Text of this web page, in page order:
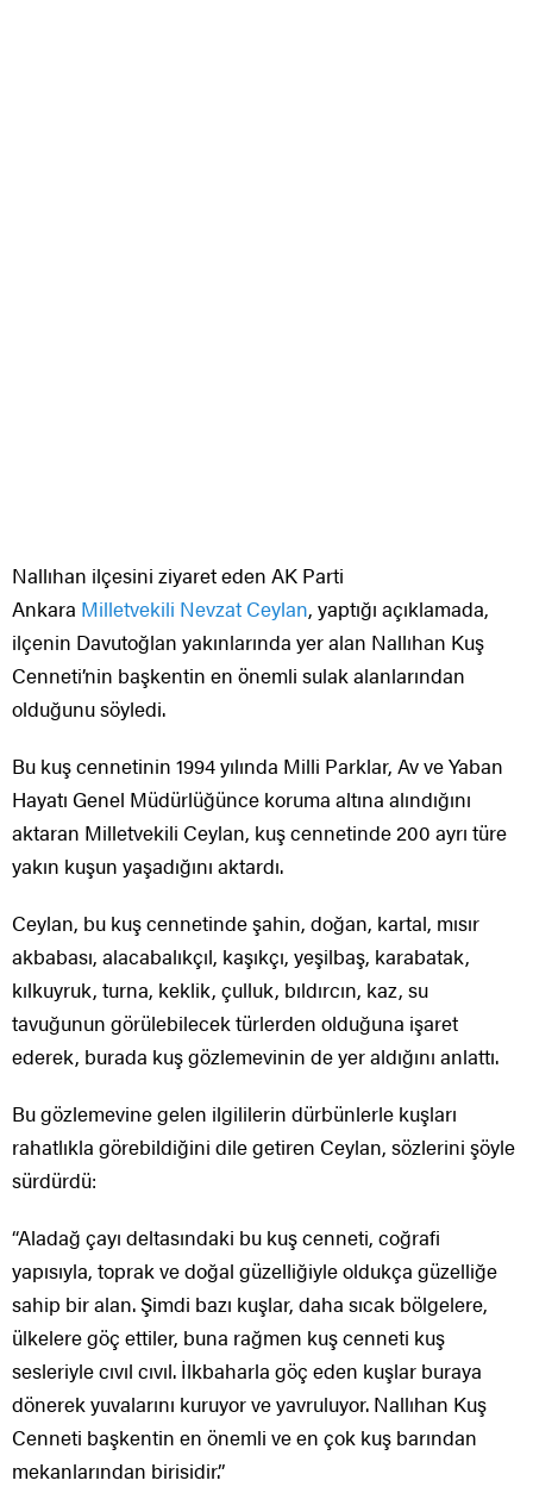
Nallıhan ilçesini ziyaret eden AK Parti
Ankara Milletvekili Nevzat Ceylan, yaptığı açıklamada,
ilçenin Davutoğlan yakınlarında yer alan Nallıhan Kuş
Cenneti’nin başkentin en önemli sulak alanlarından
olduğunu söyledi.
Bu kuş cennetinin 1994 yılında Milli Parklar, Av ve Yaban
Hayatı Genel Müdürlüğünce koruma altına alındığını
aktaran Milletvekili Ceylan, kuş cennetinde 200 ayrı türe
yakın kuşun yaşadığını aktardı.
Ceylan, bu kuş cennetinde şahin, doğan, kartal, mısır
akbabası, alacabalıkçıl, kaşıkçı, yeşilbaş, karabatak,
kılkuyruk, turna, keklik, çulluk, bıldırcın, kaz, su
tavuğunun görülebilecek türlerden olduğuna işaret
ederek, burada kuş gözlemevinin de yer aldığını anlattı.
Bu gözlemevine gelen ilgililerin dürbünlerle kuşları
rahatlıkla görebildiğini dile getiren Ceylan, sözlerini şöyle
sürdürdü:
“Aladağ çayı deltasındaki bu kuş cenneti, coğrafi
yapısıyla, toprak ve doğal güzelliğiyle oldukça güzelliğe
sahip bir alan. Şimdi bazı kuşlar, daha sıcak bölgelere,
ülkelere göç ettiler, buna rağmen kuş cenneti kuş
sesleriyle cıvıl cıvıl. İlkbaharla göç eden kuşlar buraya
dönerek yuvalarını kuruyor ve yavruluyor. Nallıhan Kuş
Cenneti başkentin en önemli ve en çok kuş barından
mekanlarından birisidir.”